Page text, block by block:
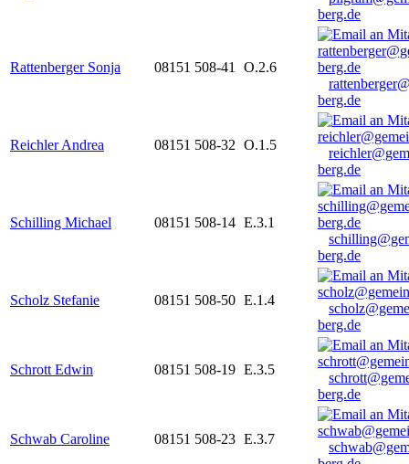
berg.de
Rattenberger Sonja 08151 508-41
O.2.6
berg.de
Reichler Andrea 08151 508-32 O.1.5
berg.de
Schilling Michael 08151 508-14 E.3.1
berg.de
Scholz Stefanie 08151 508-50 E.1.4
berg.de
Schrott Edwin 08151 508-19 E.3.5
berg.de
Schwab Caroline 08151 508-23 E.3.7